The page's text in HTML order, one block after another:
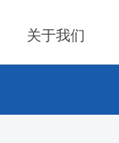
关于我们